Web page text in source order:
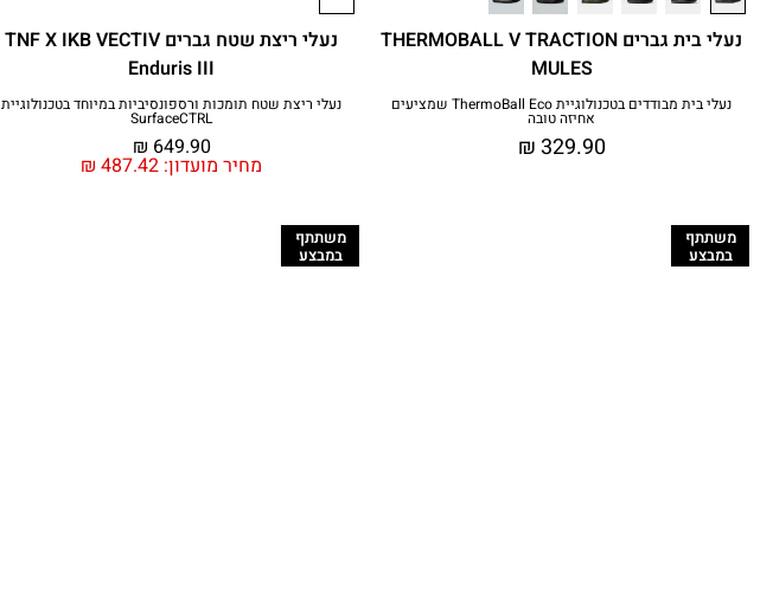
נעלי בית גברים THERMOBALL V TRACTION
MULES
נעלי בית מבודדים בטכנולוגיית ThermoBall Eco שמציעים
אחיזה טובה
₪ 329.90
נעלי ריצת שטח גברים TNF X IKB VECTIV
Enduris III
נעלי ריצת שטח תומכות ורספונסיביות במיוחד בטכנולוגיית
SurfaceCTRL
מחיר מועדון: ₪ 487.42
₪ 649.90
משתתף
במבצע
משתתף
במבצע